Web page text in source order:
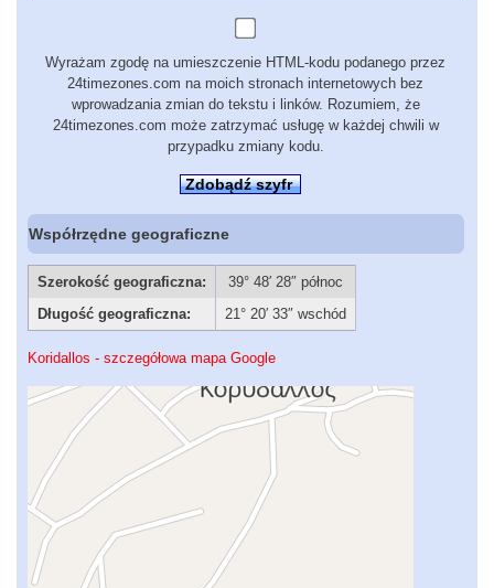
Wyrażam zgodę na umieszczenie HTML-kodu podanego przez
24timezones.com na moich stronach internetowych bez
wprowadzania zmian do tekstu i linków. Rozumiem, że
24timezones.com może zatrzymać usługę w każdej chwili w
przypadku zmiany kodu.
Zdobądź szyfr
Współrzędne geograficzne
Szerokość geograficzna:
39° 48′ 28″ północ
Długość geograficzna:
21° 20′ 33″ wschód
Koridallos - szczegółowa mapa Google